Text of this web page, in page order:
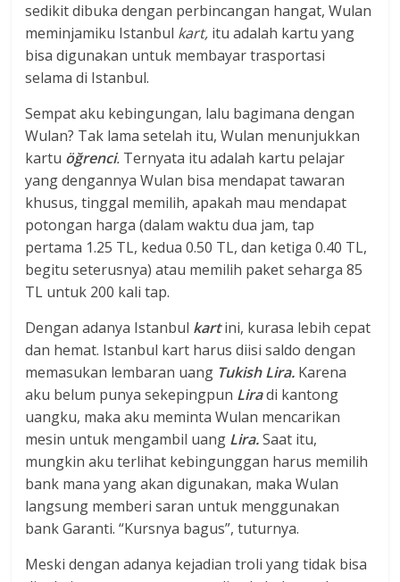
sedikit dibuka dengan perbincangan hangat, Wulan
meminjamiku Istanbul kart, itu adalah kartu yang
bisa digunakan untuk membayar trasportasi
selama di Istanbul.
Sempat aku kebingungan, lalu bagimana dengan
Wulan? Tak lama setelah itu, Wulan menunjukkan
kartu öğrenci. Ternyata itu adalah kartu pelajar
yang dengannya Wulan bisa mendapat tawaran
khusus, tinggal memilih, apakah mau mendapat
potongan harga (dalam waktu dua jam, tap
pertama 1.25 TL, kedua 0.50 TL, dan ketiga 0.40 TL,
begitu seterusnya) atau memilih paket seharga 85
TL untuk 200 kali tap.
Dengan adanya Istanbul kartini, kurasa lebih cepat
dan hemat. Istanbul kart harus diisi saldo dengan
memasukan lembaran uang Tukish Lira. Karena
aku belum punya sekepingpun Liradi kantong
uangku, maka aku meminta Wulan mencarikan
mesin untuk mengambil uang Lira.Saat itu,
mungkin aku terlihat kebingunggan harus memilih
bank mana yang akan digunakan, maka Wulan
langsung memberi saran untuk menggunakan
bank Garanti. “Kursnya bagus”, tuturnya.
Meski dengan adanya kejadian troli yang tidak bisa